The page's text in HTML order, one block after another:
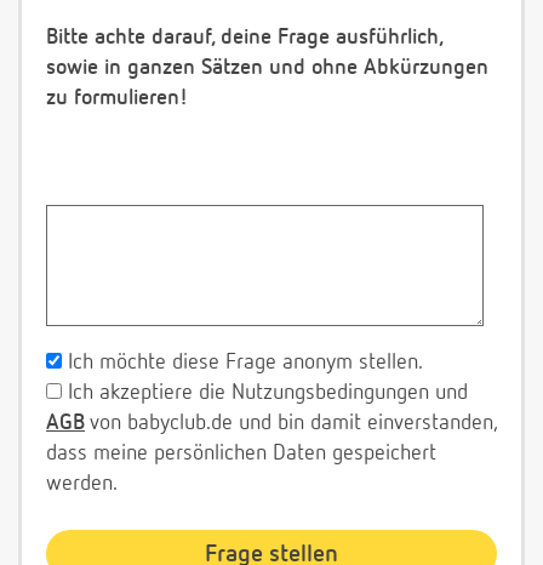
Bitte achte darauf, deine Frage ausführlich,
sowie in ganzen Sätzen und ohne Abkürzungen
zu formulieren!
Ich möchte diese Frage anonym stellen.
Ich akzeptiere die Nutzungsbedingungen und
AGB von babyclub.de und bin damit einverstanden,
dass meine persönlichen Daten gespeichert
werden.